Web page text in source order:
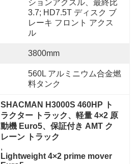
ションアクスル、最終比
3.7; HD7.5T ディスク ブ
レーキ フロント アクス
ル
3800mm
560L アルミニウム合金燃
料タンク
SHACMAN H3000S 460HP ト
ラクター トラック、軽量 4×2 原
動機 Euro5、保証付き AMT ク
レーン トラック
,
Lightweight 4×2 prime mover